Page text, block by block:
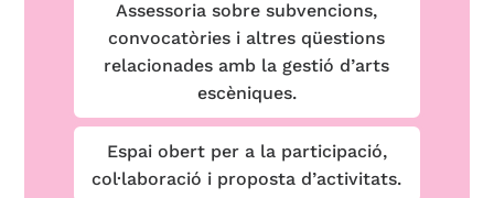
Assessoria sobre subvencions,
convocatòries i altres qüestions
relacionades amb la gestió d’arts
escèniques.
Espai obert per a la participació,
col·laboració i proposta d’activitats.